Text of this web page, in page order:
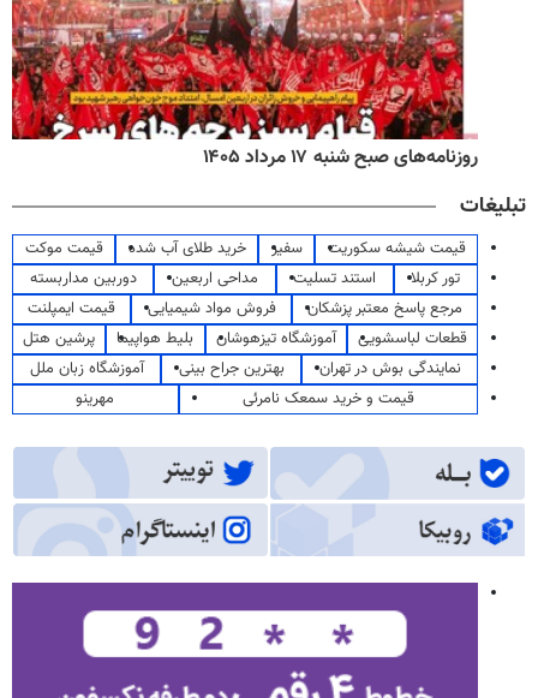
روزنامه‌های صبح شنبه ۱۷ مرداد ۱۴۰۵
تبلیغات
قیمت شیشه سکوریت سفیر خرید طلای آب شده
قیمت موکت
تور کربلا
استند تسلیت مداحی اربعین
دوربین مداربسته
مرجع پاسخ معتبر پزشکان
فروش مواد شیمیایی
قیمت ایمپلنت
قطعات لباسشویی
آموزشگاه تیزهوشان بلیط هواپیما
پرشین هتل
نمایندگی بوش در تهران
بهترین جراح بینی
آموزشگاه زبان ملل
قیمت و خرید سمعک نامرئی
مهرینو